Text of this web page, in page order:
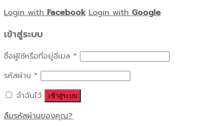
Login withFacebook Login withGoogle
เข้าสู่ระบบ
ชื่อผู้ใช้หรือที่อยู่อีเมล *
รหัสผ่าน *
จำฉันไว้
เข้าสู่ระบบ
ลืมรหัสผ่านของคุณ?